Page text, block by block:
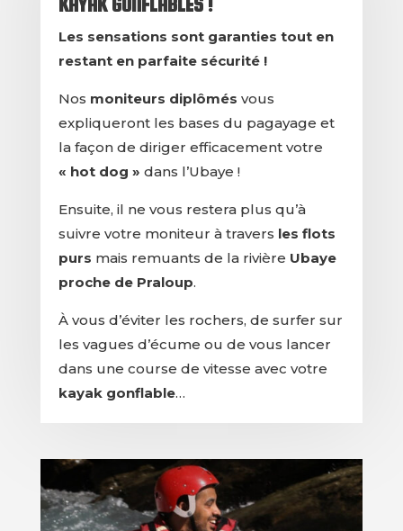
Les sensations sont garanties tout en
restant en parfaite sécurité !
Nos moniteurs diplômés vous
expliqueront les bases du pagayage et
la façon de diriger efficacement votre
« hot dog » dans l’Ubaye !
Ensuite, il ne vous restera plus qu’à
suivre votre moniteur à travers les flots
purs mais remuants de la rivière Ubaye
proche de Praloup.
À vous d’éviter les rochers, de surfer sur
les vagues d’écume ou de vous lancer
dans une course de vitesse avec votre
kayak gonflable…